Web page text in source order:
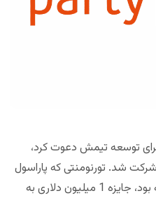
برای توسعه تیمش دعوت کرد،
شد. تورنومنتی که پاراسول
برای افتتاحیه سایتش در نظر گرفته بود، جایزه 1 میلیون دلاری به